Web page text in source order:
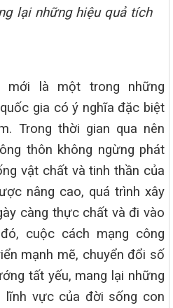
lại những hiệu quả tích
mới là một trong những
gia có ý nghĩa đặc biệt
Trong thời gian qua nên
thôn không ngừng phát
vật chất và tinh thần của
nâng cao, quá trình xây
càng thực chất và đi vào
cuộc cách mạng công
mạnh mẽ, chuyển đổi số
tất yếu, mang lại những
lĩnh vực của đời sống con